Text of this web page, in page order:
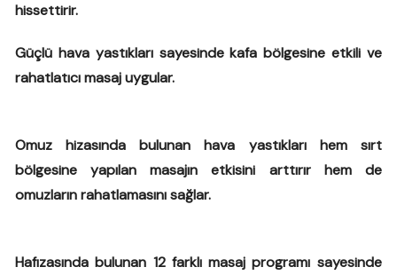
hissettirir.
Güçlü hava yastıkları sayesinde kafa bölgesine etkili ve
rahatlatıcı masaj uygular.
Omuz hizasında bulunan hava yastıkları hem sırt
bölgesine yapılan masajın etkisini arttırır hem de
omuzların rahatlamasını sağlar.
Hafızasında bulunan 12 farklı masaj programı sayesinde